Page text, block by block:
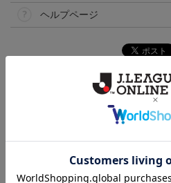
ヘルプページ